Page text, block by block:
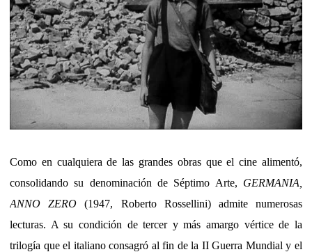
Como en cualquiera de las grandes obras que el cine alimentó,
consolidando su denominación de Séptimo Arte, GERMANIA,
ANNO ZERO (1947, Roberto Rossellini) admite numerosas
lecturas. A su condición de tercer y más amargo vértice de la
trilogía que el italiano consagró al fin de la II Guerra Mundial y el